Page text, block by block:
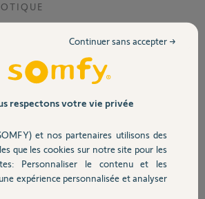
rts Came
acheté une maison avec 4 stores
store a sa propre télécommande
(Cf photo en pièce jointe).
pouvoir les domotiser.
t-il chez Somfy une box compatible pour
respectons votre vie privée
et nos partenaires utilisons des
que les cookies sur notre site pour les
Personnaliser le contenu et les
expérience personnalisée et analyser
Continuer sans accepter →